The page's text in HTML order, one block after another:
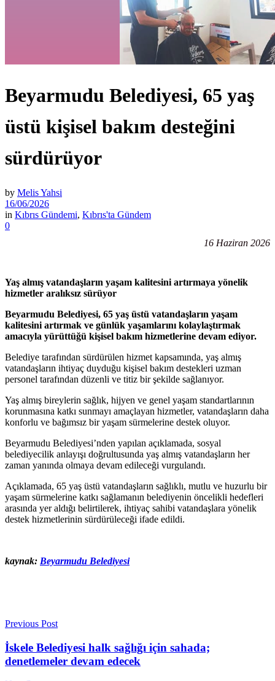
Beyarmudu Belediyesi, 65 yaş
üstü kişisel bakım desteğini
sürdürüyor
by Melis Yahsi
16/06/2026
in Kıbrıs Gündemi, Kıbrıs'ta Gündem
0
16 Haziran 2026
Yaş almış vatandaşların yaşam kalitesini artırmaya yönelik
hizmetler aralıksız sürüyor
Beyarmudu Belediyesi, 65 yaş üstü vatandaşların yaşam
kalitesini artırmak ve günlük yaşamlarını kolaylaştırmak
amacıyla yürüttüğü kişisel bakım hizmetlerine devam ediyor.
Belediye tarafından sürdürülen hizmet kapsamında, yaş almış
vatandaşların ihtiyaç duyduğu kişisel bakım destekleri uzman
personel tarafından düzenli ve titiz bir şekilde sağlanıyor.
Yaş almış bireylerin sağlık, hijyen ve genel yaşam standartlarının
korunmasına katkı sunmayı amaçlayan hizmetler, vatandaşların daha
konforlu ve bağımsız bir yaşam sürmelerine destek oluyor.
Beyarmudu Belediyesi’nden yapılan açıklamada, sosyal
belediyecilik anlayışı doğrultusunda yaş almış vatandaşların her
zaman yanında olmaya devam edileceği vurgulandı.
Açıklamada, 65 yaş üstü vatandaşların sağlıklı, mutlu ve huzurlu bir
yaşam sürmelerine katkı sağlamanın belediyenin öncelikli hedefleri
arasında yer aldığı belirtilerek, ihtiyaç sahibi vatandaşlara yönelik
destek hizmetlerinin sürdürüleceği ifade edildi.
kaynak: Beyarmudu Belediyesi
Previous Post
İskele Belediyesi halk sağlığı için sahada;
denetlemeler devam edecek